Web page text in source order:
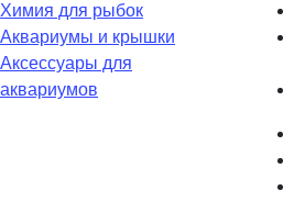
Химия для рыбок
Аквариумы и крышки
Аксессуары для
аквариумов